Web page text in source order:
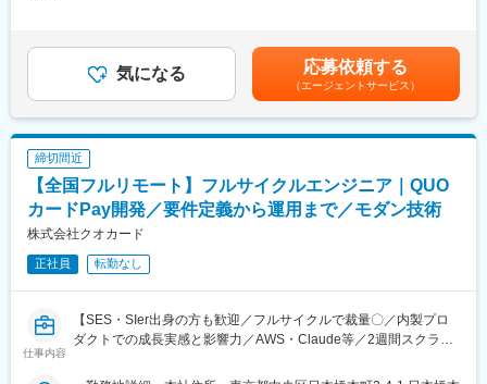
・生成AI：Claude/Gemini/ChatGPT
・パスワードマネージャー：1Password
■組織構成
エンジニア、デザイナー合わせて42名程が在籍。運用チームは現
在7名が在籍。
■働き方
フルリモート・裁量労働制で、状況に合わせて調整しながら勤務
可能。
変更の範囲：会社の定める業務
っていただきたいと考えています。
・サイト内に掲載される広告LPのデザイン
・HTMLメールや広告バナー・SNS画像などWEBマーケティング
に必要なデザイン
・学会で配るチラシやリーフレット・会員獲得のためのダイレク
トメールのデザイン
■働き方
全国フルリモート制を導入しており、場所を縛られず拡大中の自
社サービスに携わりたい方にお勧めです。
残業手当＞有＜給与補足＞■上記「その他固定手当」：在宅勤務手
当賃金はあくまでも目安の金額であり、選考を通じて上下する可
能性があります。月給(月額)は固定手当を含めた表記です。
気になる 応募依頼する
（エージェントサービス）
締切間近
【全国フルリモート】フルサイクルエンジニア｜QUO
カードPay開発／要件定義から運用まで／モダン技術
株式会社クオカード
正社員 転勤なし
仕事内容
【SES・SIer出身の方も歓迎／フルサイクルで裁量〇／内製プロ
ダクトでの成長実感と影響力／AWS・Claude等／2週間スクラム